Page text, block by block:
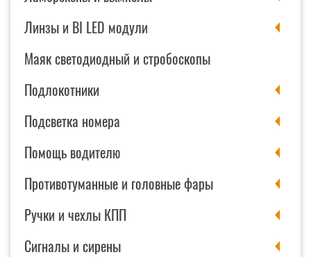
Линзы и BI LED модули
Маяк светодиодный и стробоскопы
Подлокотники
Подсветка номера
Помощь водителю
Противотуманные и головные фары
Ручки и чехлы КПП
Сигналы и сирены